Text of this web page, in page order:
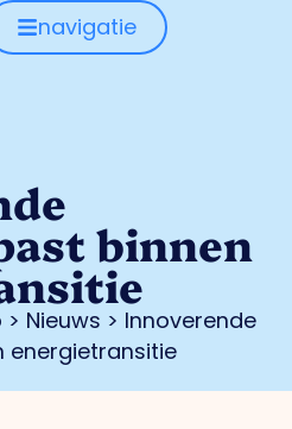
navigatie
binnen
> Nieuws > Innoverende
energietransitie